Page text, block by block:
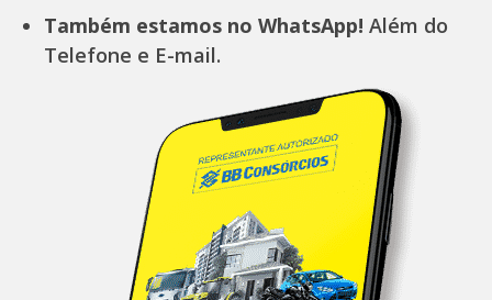
Também estamos no WhatsApp! Além do
Telefone e E-mail.